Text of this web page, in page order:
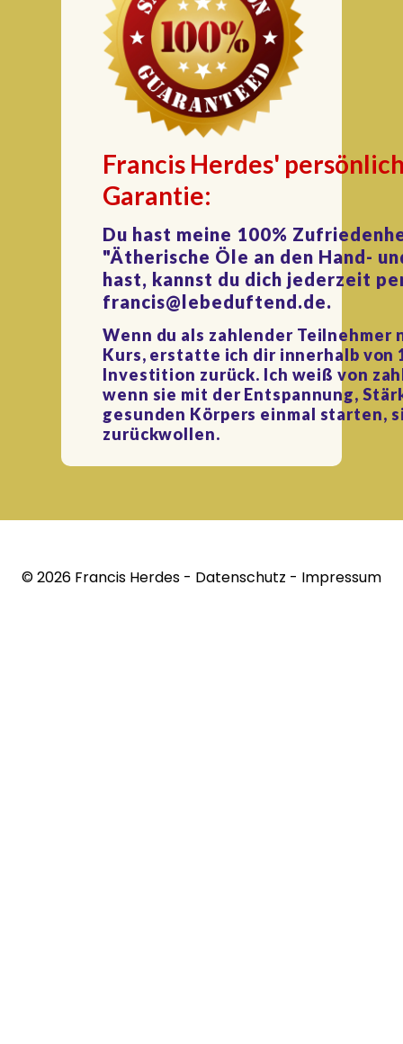
Francis Herdes'
Garantie:
Du hast meine 100%
"Ätherische Öle an den Hand-
hast, kannst du dich jederzeit
francis@lebeduftend.de.
Wenn du als zahlender
Kurs, erstatte ich dir innerhalb von
Investition zurück. Ich weiß von
wenn sie mit der Entspannung,
gesunden Körpers einmal starten,
zurückwollen.
©2026 Francis Herdes - Datenschutz - Impressum